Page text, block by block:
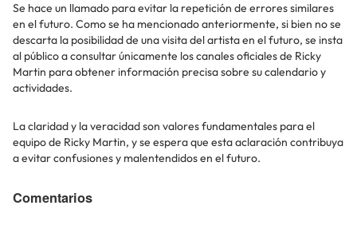
Se hace un llamado para evitar la repetición de errores similares
en el futuro. Como se ha mencionado anteriormente, si bien no se
descarta la posibilidad de una visita del artista en el futuro, se insta
al público a consultar únicamente los canales oficiales de Ricky
Martin para obtener información precisa sobre su calendario y
actividades.
La claridad y la veracidad son valores fundamentales para el
equipo de Ricky Martin, y se espera que esta aclaración contribuya
a evitar confusiones y malentendidos en el futuro.
Comentarios